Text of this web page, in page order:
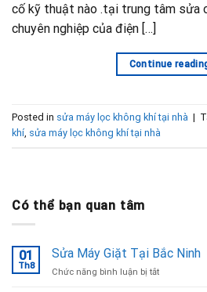
cố kỹ thuật nào .tại trung tâm sửa
chuyên nghiệp của điện […]
Continue
Posted in sửa máy lọc không khí tại nhà |
khí, sửa máy lọc không khí tại nhà
Có thể bạn quan tâm
01
Th8
Sửa Máy Giặt Tại Bắc Ninh
Chức năng bình luận bị tắtở